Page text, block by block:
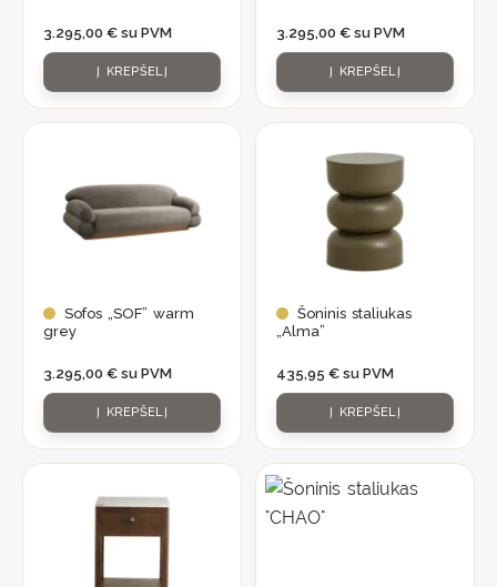
3.295,00 € su PVM
Į KREPŠELĮ
3.295,00 € su PVM
Į KREPŠELĮ
Sofos „SOF” warm
grey
3.295,00 € su PVM
Į KREPŠELĮ
Šoninis staliukas
„Alma”
435,95 € su PVM
Į KREPŠELĮ